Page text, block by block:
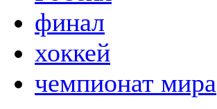
финал
хоккей
чемпионат мира